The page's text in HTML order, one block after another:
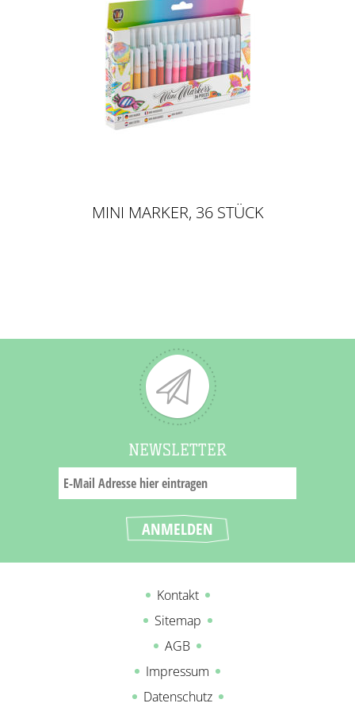
MINI MARKER, 36 STÜCK
NEWSLETTER
Kontakt
Sitemap
AGB
Impressum
Datenschutz